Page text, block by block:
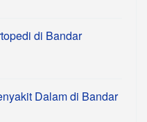
di Bandar
Dalam di Bandar